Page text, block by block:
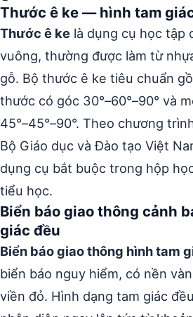
Thước ê ke — hình tam
Thước ê ke là dụng cụ học tập
vuông, thường được làm từ
gỗ. Bộ thước ê ke tiêu chuẩn
thước có góc 30°–60°–90° và
45°–45°–90°. Theo chương
Bộ Giáo dục và Đào tạo Việt
dụng cụ bắt buộc trong hộp
tiểu học.
Biển báo giao thông cảnh
giác đều
Biển báo giao thông hình tam
biển báo nguy hiểm, có nền
viền đỏ. Hình dạng tam giác